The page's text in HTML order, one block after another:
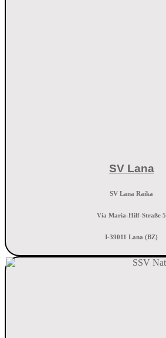
SV Lana
SV Lana Raika
Via Maria-Hilf-Straße 5
I-39011 Lana (BZ)